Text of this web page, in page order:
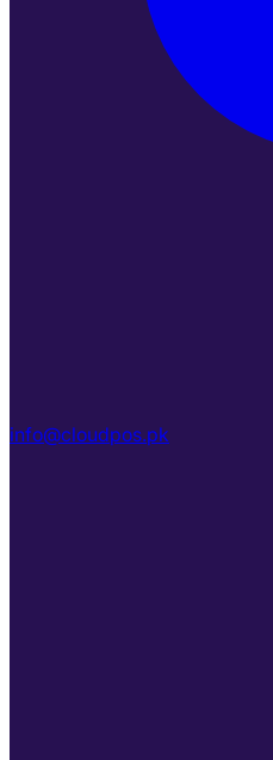
info@cloudpos.pk